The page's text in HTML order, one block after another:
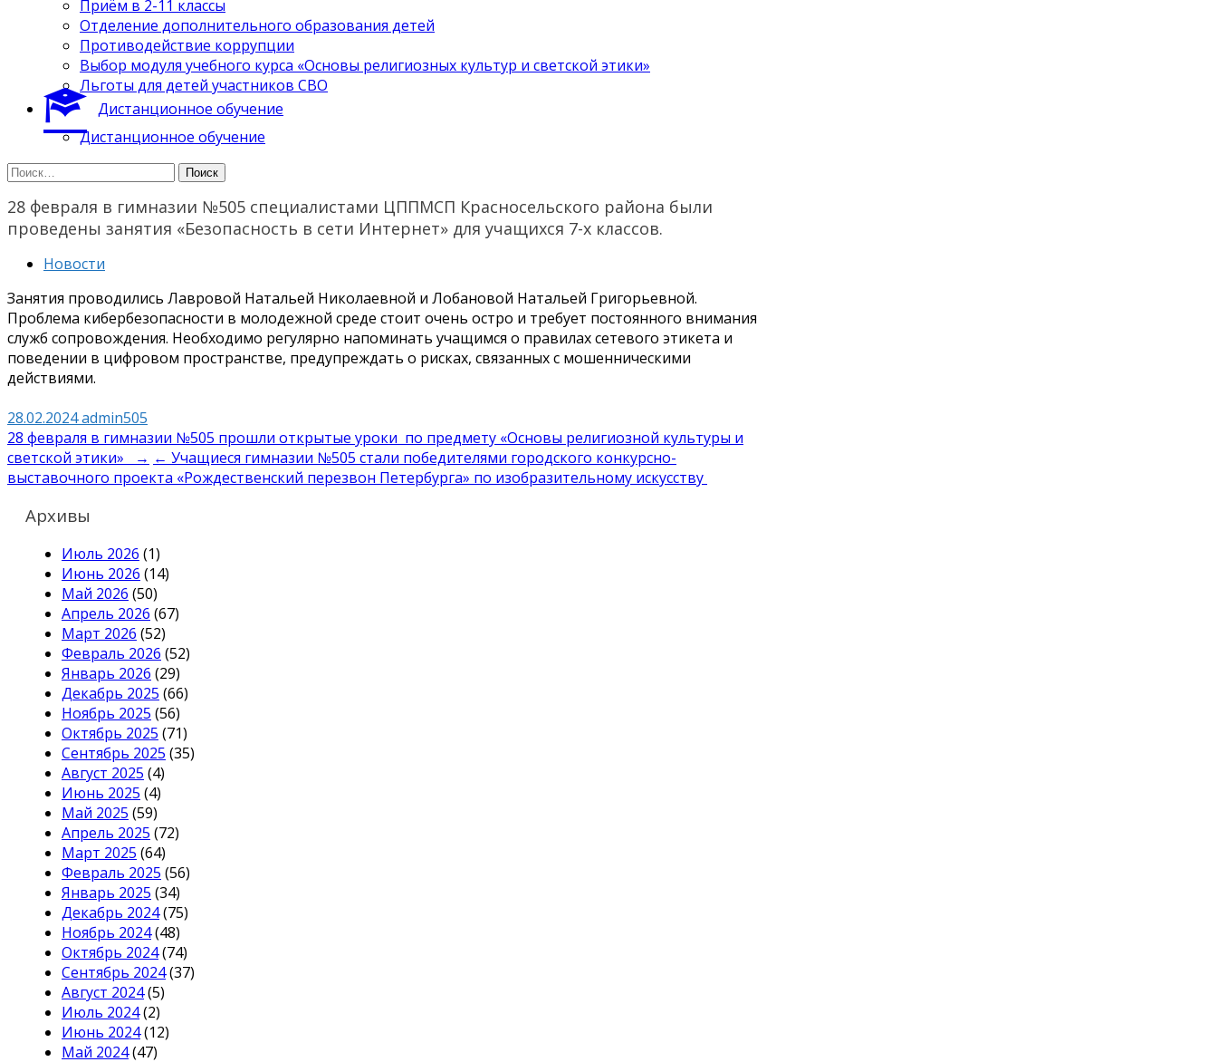
Приём в 2-11 классы
Отделение дополнительного образования детей
Противодействие коррупции
Выбор модуля учебного курса «Основы религиозных культур и светской этики»
Льготы для детей участников СВО
Дистанционное обучение
Дистанционное обучение
Найти:
28 февраля в гимназии №505 специалистами ЦППМСП Красносельского района были
проведены занятия «Безопасность в сети Интернет» для учащихся 7-х классов.
Новости
Занятия проводились Лавровой Натальей Николаевной и Лобановой Натальей Григорьевной.
Проблема кибербезопасности в молодежной среде стоит очень остро и требует постоянного внимания
служб сопровождения. Необходимо регулярно напоминать учащимся о правилах сетевого этикета и
поведении в цифровом пространстве, предупреждать о рисках, связанных с мошенническими
действиями.
28.02.2024admin505
Навигация
по
записям
28 февраля в гимназии №505 прошли открытые уроки по предмету «Основы религиозной культуры и
светской этики» → ← Учащиеся гимназии №505 стали победителями городского конкурсно-
выставочного проекта «Рождественский перезвон Петербурга» по изобразительному искусству
Архивы
Июль 2026 (1)
Июнь 2026 (14)
Май 2026 (50)
Апрель 2026 (67)
Март 2026 (52)
Февраль 2026 (52)
Январь 2026 (29)
Декабрь 2025 (66)
Ноябрь 2025 (56)
Октябрь 2025 (71)
Сентябрь 2025 (35)
Август 2025 (4)
Июнь 2025 (4)
Май 2025 (59)
Апрель 2025 (72)
Март 2025 (64)
Февраль 2025 (56)
Январь 2025 (34)
Декабрь 2024(75)
Ноябрь 2024(48)
Октябрь 2024(74)
Сентябрь 2024(37)
Август 2024(5)
Июль 2024(2)
Июнь 2024(12)
Май 2024(47)